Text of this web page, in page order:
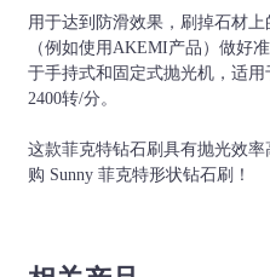
用于达到防滑效果，刷掉石材
（例如使用AKEMI产品）做好
于手持式和固定式抛光机，适
2400转/分。
这款菲克特钻石刷具有抛光效
购 Sunny 菲克特形状钻石刷！
圆形的 L80-L500
24-
其他规格和形状可根据要求定制